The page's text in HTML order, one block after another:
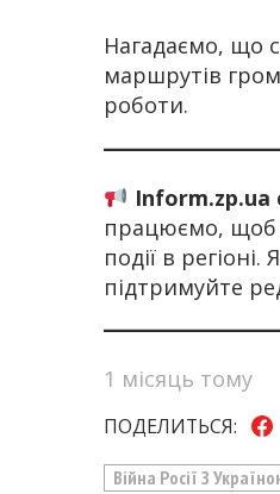
Нагадаємо, що
маршрутів
роботи.
Inform.zp.ua
працюємо, щоб
події в
підтримуйте
1 місяць тому
ПОДЕЛИТЬСЯ:
Війна Росії З